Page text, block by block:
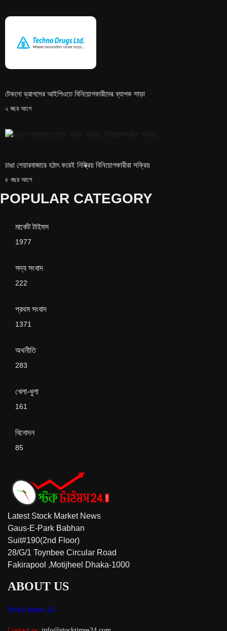
টেকনো ড্রাগসের আইপিওতে বিনিয়োগকারীদের ব্যাপক সাড়া
২ বছর আগে
চাঙা শেয়ারবাজারে হঠাৎ করেই নিষ্ক্রিয় বিনিয়োগকারীরা সক্রিয়
৫ বছর আগে
POPULAR CATEGORY
মার্কেট টাইমস
1977
সদ্য সংবাদ
222
প্রথম সংবাদ
1371
অথনীতি
283
খেলা-ধুলা
161
বিনোদন
85
Latest Stock Market News
Gaus-E-Park Babhan
Suit#190(2nd Floor)
28/G/1 Toynbee Circular Road
Fakirapool ,Motijheel Dhaka-1000
ABOUT US
Stock times 24